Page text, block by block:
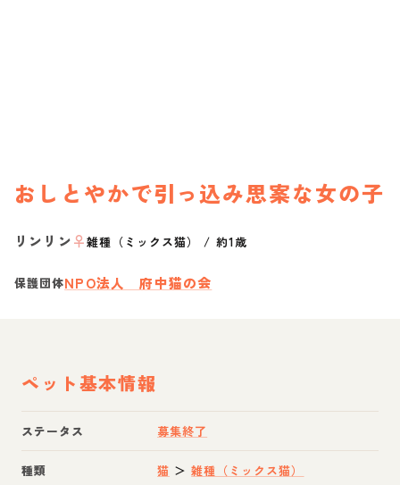
おしとやかで引っ込み思案な女の子
リンリン♀雑種（ミックス猫） / 約1歳
保護団体NPO法人 府中猫の会
ペット基本情報
ステータス 募集終了
種類 猫 ＞雑種（ミックス猫）